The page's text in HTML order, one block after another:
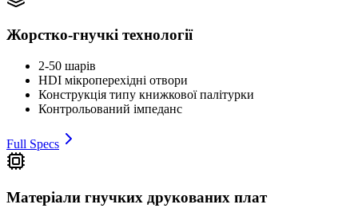
Жорстко-гнучкі технології
2-50 шарів
HDI мікроперехідні отвори
Конструкція типу книжкової палітурки
Контрольований імпеданс
Full Specs
Матеріали гнучких друкованих плат